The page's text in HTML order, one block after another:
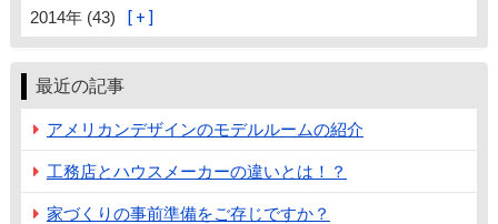
2014年 (43)
最近の記事
アメリカンデザインのモデルルームの紹介
工務店とハウスメーカーの違いとは！？
家づくりの事前準備をご存じですか？